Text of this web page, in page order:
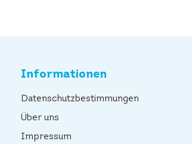
Informationen
Datenschutzbestimmungen
Über uns
Impressum